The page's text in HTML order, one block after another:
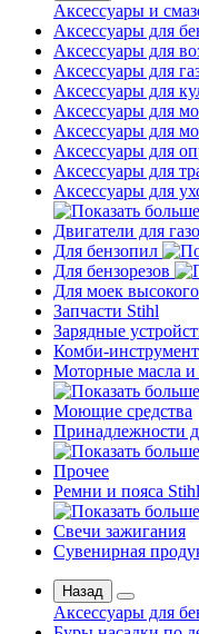
Аксессуары и
Аксессуары для
Аксессуары для
Аксессуары для
Аксессуары для
Аксессуары для
Аксессуары для
Аксессуары для
Аксессуары для
Аксессуары для
Двигатели для
Для бензопил
Для бензорезов
Для моек
Запчасти Stihl
Зарядные
Комби-
Моторные масла и
Моющие средства
Принадлежности
Прочее
Ремни и пояса
Свечи зажигания
Сувенирная
Назад
Аксессуары для